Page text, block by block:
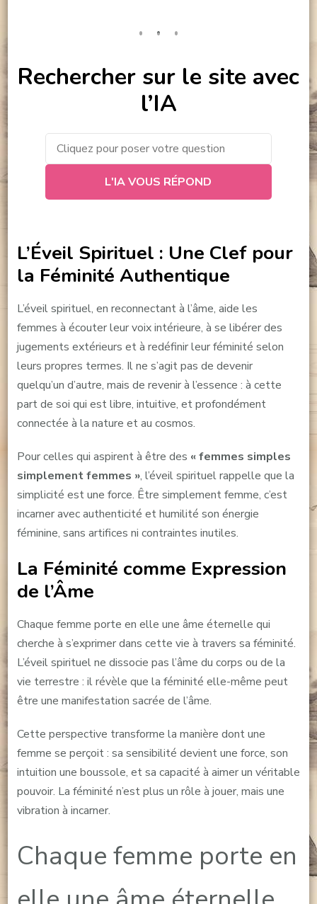
Rechercher sur le site avec
l’IA
L'IA VOUS RÉPOND
L’Éveil Spirituel : Une Clef pour
la Féminité Authentique
L’éveil spirituel, en reconnectant à l’âme, aide les
femmes à écouter leur voix intérieure, à se libérer des
jugements extérieurs et à redéfinir leur féminité selon
leurs propres termes. Il ne s’agit pas de devenir
quelqu’un d’autre, mais de revenir à l’essence : à cette
part de soi qui est libre, intuitive, et profondément
connectée à la nature et au cosmos.
Pour celles qui aspirent à être des « femmes simples
simplement femmes », l’éveil spirituel rappelle que la
simplicité est une force. Être simplement femme, c’est
incarner avec authenticité et humilité son énergie
féminine, sans artifices ni contraintes inutiles.
La Féminité comme Expression
de l’Âme
Chaque femme porte en elle une âme éternelle qui
cherche à s’exprimer dans cette vie à travers sa féminité.
L’éveil spirituel ne dissocie pas l’âme du corps ou de la
vie terrestre : il révèle que la féminité elle-même peut
être une manifestation sacrée de l’âme.
Cette perspective transforme la manière dont une
femme se perçoit : sa sensibilité devient une force, son
intuition une boussole, et sa capacité à aimer un véritable
pouvoir. La féminité n’est plus un rôle à jouer, mais une
vibration à incarner.
Chaque femme porte en